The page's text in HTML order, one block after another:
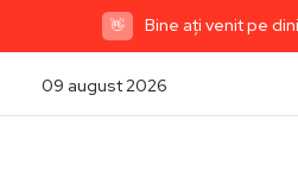
👋 Bine ați venit pe
09 august 2026